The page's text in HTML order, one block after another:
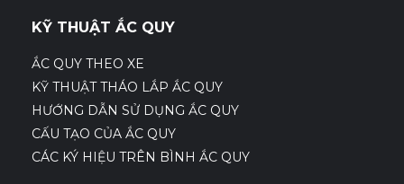
KỸ THUẬT ẮC QUY
ẮC QUY THEO XE
KỸ THUẬT THÁO LẮP ẮC QUY
HƯỚNG DẪN SỬ DỤNG ẮC QUY
CẤU TẠO CỦA ẮC QUY
CÁC KÝ HIỆU TRÊN BÌNH ẮC QUY